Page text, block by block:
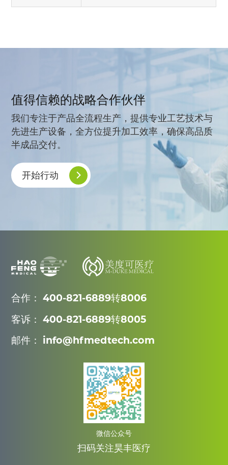
值得信赖的战略合作伙伴
我们专注于产品全流程生产，提供专业工艺技术与
先进生产设备，全方位提升加工效率，确保高品质
半成品交付。
开始行动
合作： 400-821-6889转8006
客诉： 400-821-6889转8005
邮件： info@hfmedtech.com
微信公众号
扫码关注昊丰医疗